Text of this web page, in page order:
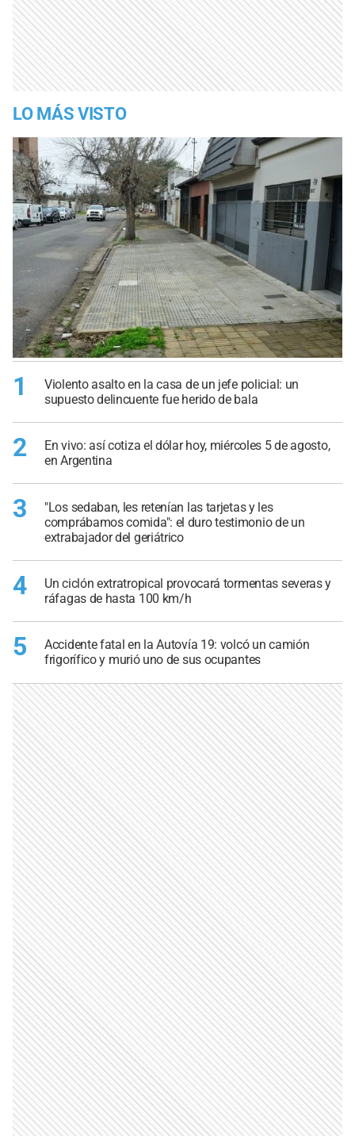
LO MÁS VISTO
1
Violento asalto en la casa de un jefe policial: un
supuesto delincuente fue herido de bala
2
En vivo: así cotiza el dólar hoy, miércoles 5 de agosto,
en Argentina
3
"Los sedaban, les retenían las tarjetas y les
comprábamos comida": el duro testimonio de un
extrabajador del geriátrico
4
Un ciclón extratropical provocará tormentas severas y
ráfagas de hasta 100 km/h
5
Accidente fatal en la Autovía 19: volcó un camión
frigorífico y murió uno de sus ocupantes